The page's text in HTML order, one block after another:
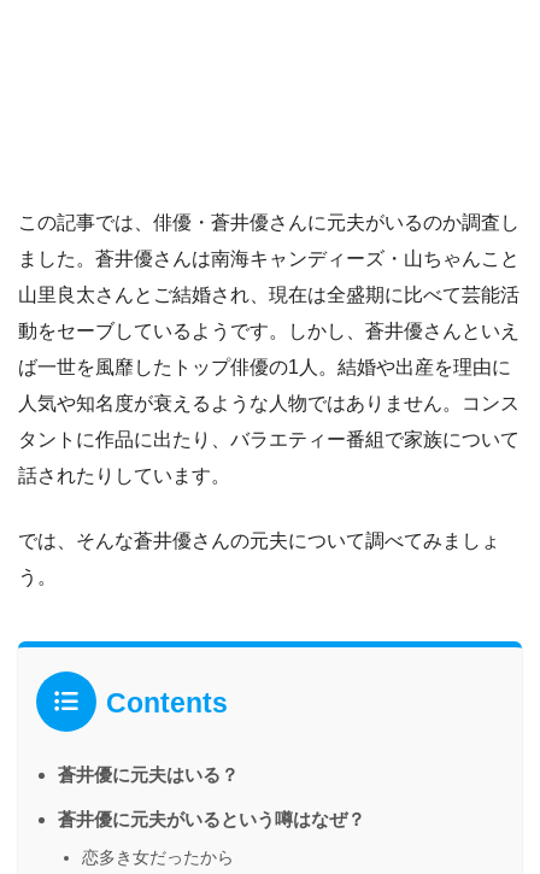
この記事では、俳優・蒼井優さんに元夫がいるのか調査し
ました。蒼井優さんは南海キャンディーズ・山ちゃんこと
山里良太さんとご結婚され、現在は全盛期に比べて芸能活
動をセーブしているようです。しかし、蒼井優さんといえ
ば一世を風靡したトップ俳優の1人。結婚や出産を理由に
人気や知名度が衰えるような人物ではありません。コンス
タントに作品に出たり、バラエティー番組で家族について
話されたりしています。
では、そんな蒼井優さんの元夫について調べてみましょ
う。
Contents
蒼井優に元夫はいる？
蒼井優に元夫がいるという噂はなぜ？
恋多き女だったから